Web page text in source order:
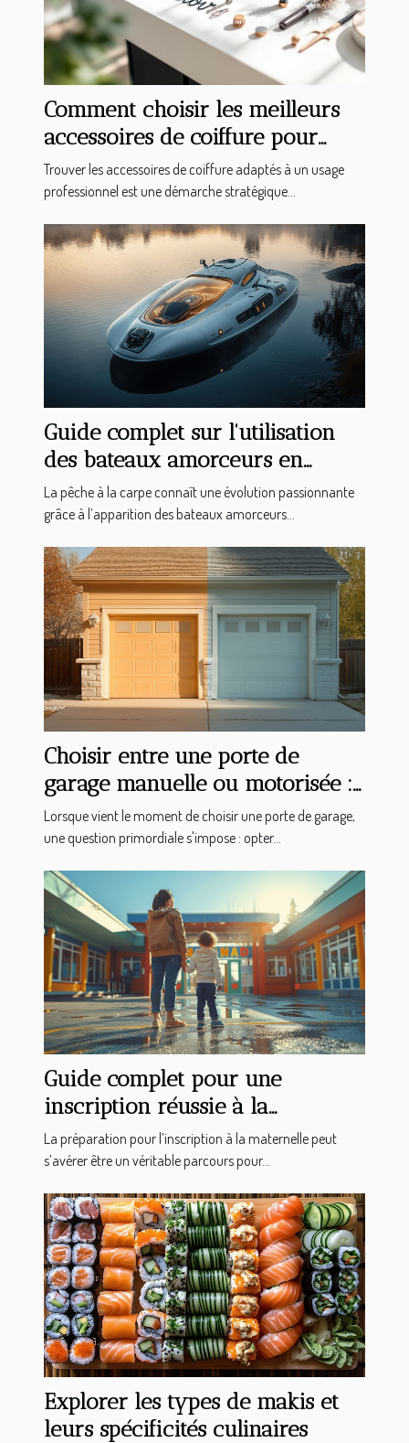
Comment choisir les meilleurs
accessoires de coiffure pour
professionnels ?
Trouver les accessoires de coiffure adaptés à un usage
professionnel est une démarche stratégique...
Guide complet sur l'utilisation
des bateaux amorceurs en
pêche à la carpe
La pêche à la carpe connaît une évolution passionnante
grâce à l’apparition des bateaux amorceurs...
Choisir entre une porte de
garage manuelle ou motorisée :
avantages et considérations
Lorsque vient le moment de choisir une porte de garage,
une question primordiale s'impose : opter...
Guide complet pour une
inscription réussie à la
maternelle en 2025
La préparation pour l’inscription à la maternelle peut
s’avérer être un véritable parcours pour...
Explorer les types de makis et
leurs spécificités culinaires